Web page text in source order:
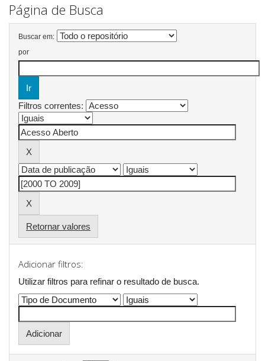
Página de Busca
Buscar em:
por
Filtros correntes:
Retornar valores
Adicionar filtros:
Utilizar filtros para refinar o resultado de busca.